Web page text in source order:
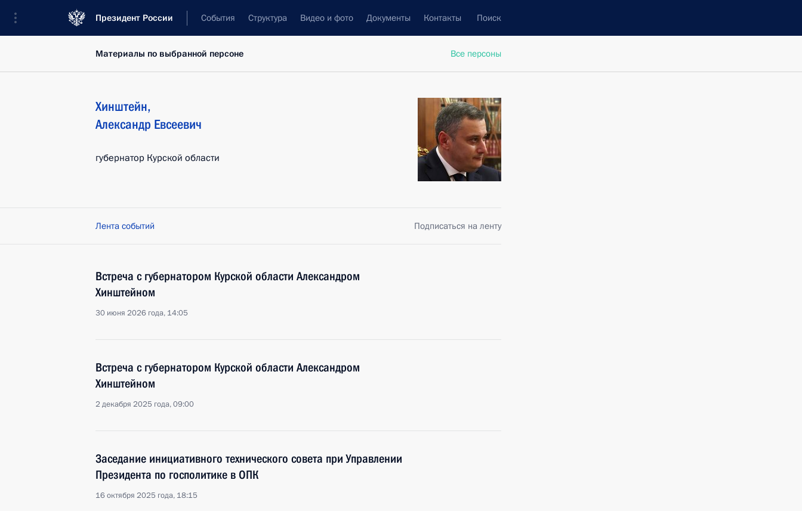
Президент России События Структура Видео и фото Документы Контакты Поиск
Все персоны
Материалы по выбранной персоне
Хинштейн,
Александр Евсеевич
губернатор Курской области
Лента событий Подписаться на ленту
Встреча с губернатором Курской области Александром
Хинштейном
30 июня 2026 года, 14:05
Встреча с губернатором Курской области Александром
Хинштейном
2 декабря 2025 года, 09:00
Заседание инициативного технического совета при Управлении
Президента по госполитике в ОПК
16 октября 2025 года, 18:15